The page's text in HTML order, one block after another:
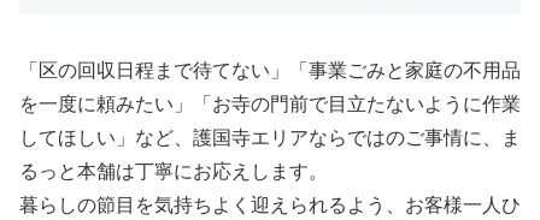
「区の回収日程まで待てない」「事業ごみと家庭の不用品
を一度に頼みたい」「お寺の門前で目立たないように作業
してほしい」など、護国寺エリアならではのご事情に、ま
るっと本舗は丁寧にお応えします。
暮らしの節目を気持ちよく迎えられるよう、お客様一人ひ